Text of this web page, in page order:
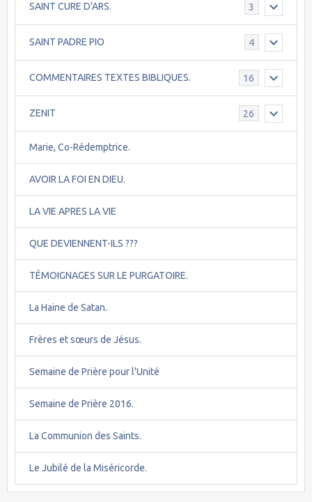
SAINT CURE D'ARS. 3
SAINT PADRE PIO 4
COMMENTAIRES TEXTES BIBLIQUES. 16
ZENIT 26
Marie, Co-Rédemptrice.
AVOIR LA FOI EN DIEU.
LA VIE APRES LA VIE
QUE DEVIENNENT-ILS ???
TÉMOIGNAGES SUR LE PURGATOIRE.
La Haine de Satan.
Frères et sœurs de Jésus.
Semaine de Prière pour l'Unité
Semaine de Prière 2016.
La Communion des Saints.
Le Jubilé de la Miséricorde.